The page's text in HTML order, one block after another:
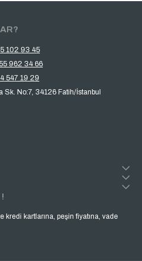
102 93 45
962 34 66
547 19 29
Sk. No:7, 34126 Fatih/İstanbul
kredi kartlarına, peşin fiyatına, vade